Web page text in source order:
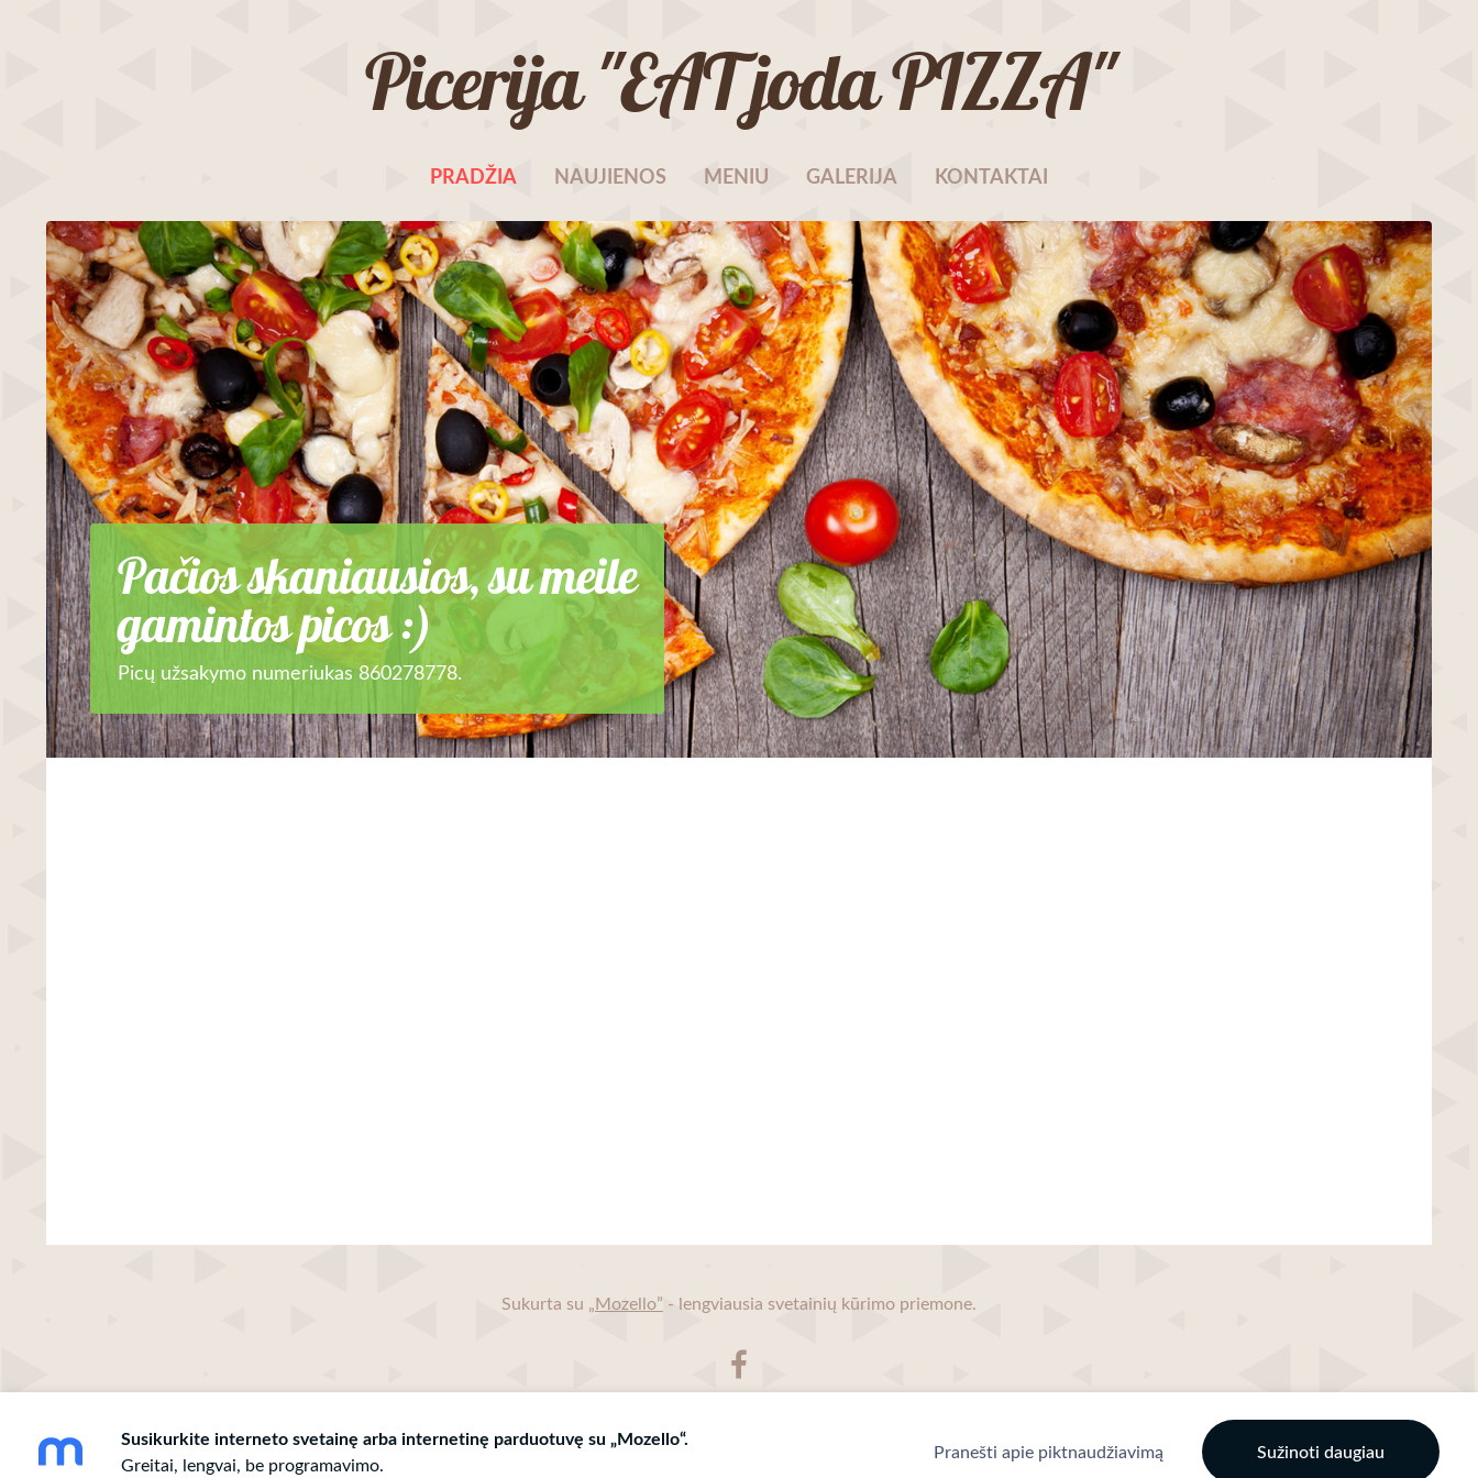
Picerija "EAT joda PIZZA"
PRADŽIA NAUJIENOS MENIU GALERIJA KONTAKTAI
Pačios skaniausios, su meile
gamintos picos :)
Picų užsakymo numeriukas 860278778.
Sukurta su „Mozello” - lengviausia svetainių kūrimo priemone.
Susikurkite interneto svetainę arba internetinę parduotuvę su „Mozello“.
Greitai, lengvai, be programavimo.
Pranešti apie piktnaudžiavimą Sužinoti daugiau